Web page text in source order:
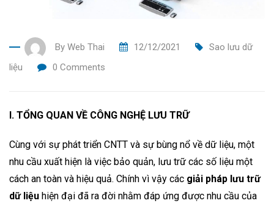
By Web Thai 12/12/2021
Sao lưu dữ
liệu
0 Comments
I. TỔNG QUAN VỀ CÔNG NGHỆ LƯU TRỮ
Cùng với sự phát triển CNTT và sự bùng nổ về dữ liệu, một
nhu cầu xuất hiện là việc bảo quản, lưu trữ các số liệu một
cách an toàn và hiệu quả. Chính vì vậy các giải pháp lưu trữ
dữ liệu hiện đại đã ra đời nhằm đáp ứng được nhu cầu của